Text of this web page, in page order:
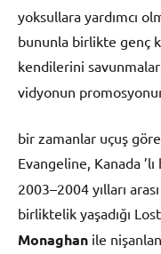
yoksullara yardımcı
bununla birlikte genç
kendilerini
vidyonun
bir zamanlar uçuş
Evangeline, Kanada
2003–2004 yılları
birliktelik yaşadığı
Monaghan ile